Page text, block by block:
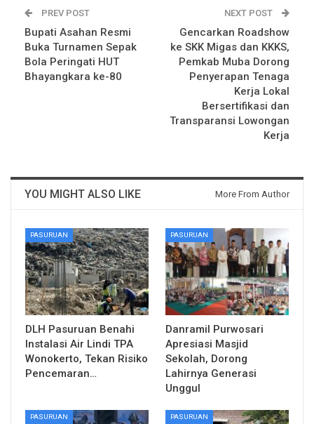
PREV POST
Bupati Asahan Resmi
Buka Turnamen Sepak
Bola Peringati HUT
Bhayangkara ke-80
NEXT POST
Gencarkan Roadshow
ke SKK Migas dan KKKS,
Pemkab Muba Dorong
Penyerapan Tenaga
Kerja Lokal
Bersertifikasi dan
Transparansi Lowongan
Kerja
YOU MIGHT ALSO LIKE More From Author
PASURUAN
DLH Pasuruan Benahi
Instalasi Air Lindi TPA
Wonokerto, Tekan Risiko
Pencemaran…
PASURUAN
Danramil Purwosari
Apresiasi Masjid
Sekolah, Dorong
Lahirnya Generasi
Unggul
PASURUAN PASURUAN